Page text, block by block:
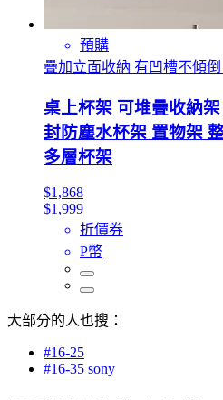
預購
疊加立面收納 有凹槽不傾
桌上杯架 可堆疊收納
封防塵水杯架 置物架
多層杯架
$1,868
$1,999
折價券
P幣
大部分的人也搜：
#16-25
#16-35 sony